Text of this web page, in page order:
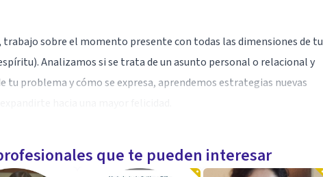
sobre el momento presente con todas las dimensiones de tu
Analizamos si se trata de un asunto personal o relacional y
tu problema y cómo se expresa, aprendemos estrategias nuevas
a ella, experimentaremos paz, bienestar y nos inspiraremos con
que te pueden interesar